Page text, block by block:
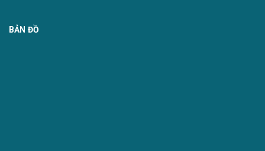
BẢN ĐỒ